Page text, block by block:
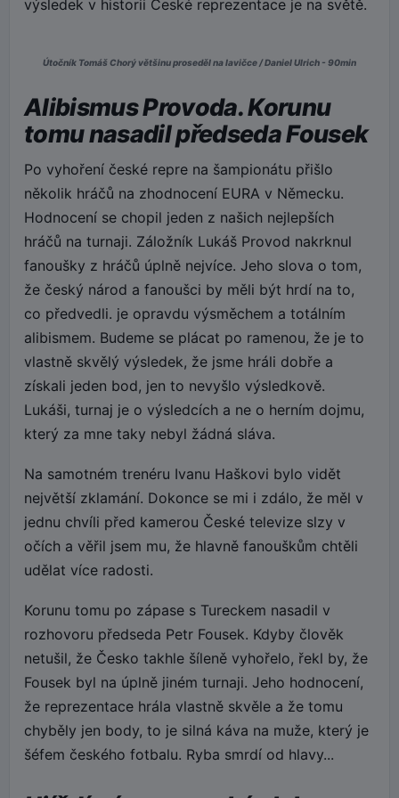
výsledek v historii České reprezentace je na světě.
Útočník Tomáš Chorý většinu proseděl na lavičce / Daniel Ulrich - 90min
Alibismus Provoda. Korunu
tomu nasadil předseda Fousek
Po vyhoření české repre na šampionátu přišlo
několik hráčů na zhodnocení EURA v Německu.
Hodnocení se chopil jeden z našich nejlepších
hráčů na turnaji. Záložník Lukáš Provod nakrknul
fanoušky z hráčů úplně nejvíce. Jeho slova o tom,
že český národ a fanoušci by měli být hrdí na to,
co předvedli. je opravdu výsměchem a totálním
alibismem. Budeme se plácat po ramenou, že je to
vlastně skvělý výsledek, že jsme hráli dobře a
získali jeden bod, jen to nevyšlo výsledkově.
Lukáši, turnaj je o výsledcích a ne o herním dojmu,
který za mne taky nebyl žádná sláva.
Na samotném trenéru Ivanu Haškovi bylo vidět
největší zklamání. Dokonce se mi i zdálo, že měl v
jednu chvíli před kamerou České televize slzy v
očích a věřil jsem mu, že hlavně fanouškům chtěli
udělat více radosti.
Korunu tomu po zápase s Tureckem nasadil v
rozhovoru předseda Petr Fousek. Kdyby člověk
netušil, že Česko takhle šíleně vyhořelo, řekl by, že
Fousek byl na úplně jiném turnaji. Jeho hodnocení,
že reprezentace hrála vlastně skvěle a že tomu
chyběly jen body, to je silná káva na muže, který je
šéfem českého fotbalu. Ryba smrdí od hlavy...